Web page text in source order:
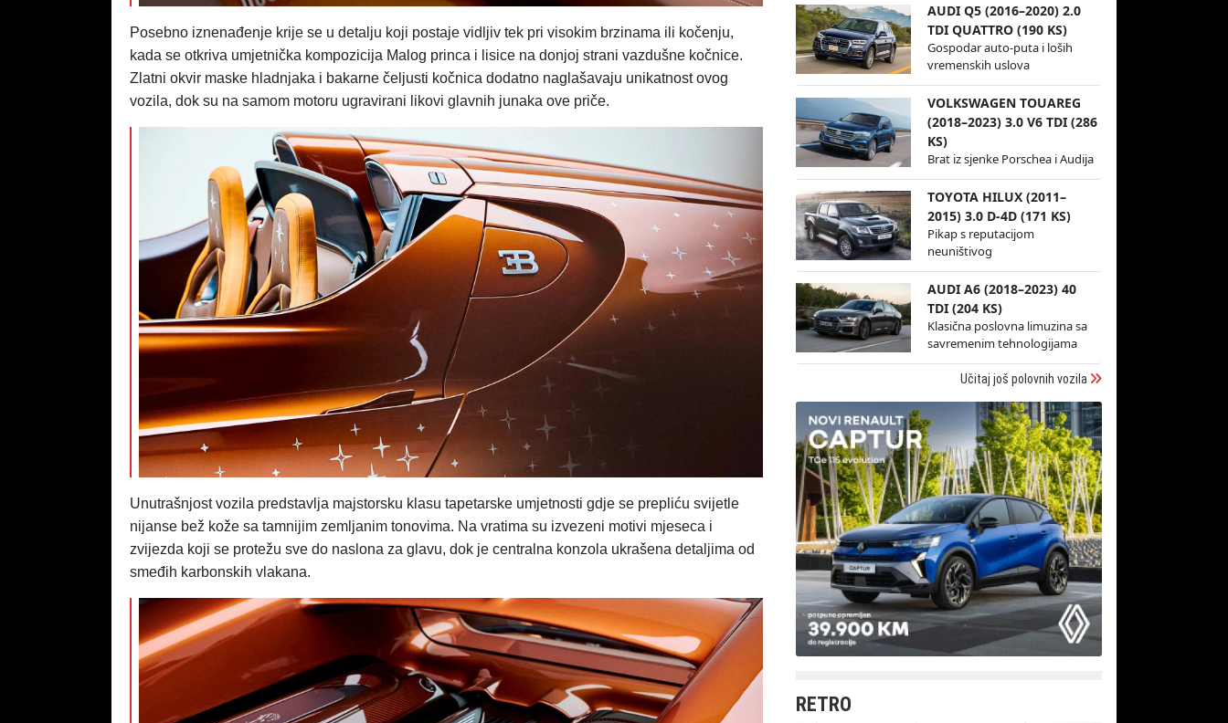
Posebno iznenađenje krije se u detalju koji postaje vidljiv tek pri visokim brzinama ili kočenju,
kada se otkriva umjetnička kompozicija Malog princa i lisice na donjoj strani vazdušne kočnice.
Zlatni okvir maske hladnjaka i bakarne čeljusti kočnica dodatno naglašavaju unikatnost ovog
vozila, dok su na samom motoru ugravirani likovi glavnih junaka ove priče.
Unutrašnjost vozila predstavlja majstorsku klasu tapetarske umjetnosti gdje se prepliću svijetle
nijanse bež kože sa tamnijim zemljanim tonovima. Na vratima su izvezeni motivi mjeseca i
zvijezda koji se protežu sve do naslona za glavu, dok je centralna konzola ukrašena detaljima od
smeđih karbonskih vlakana.
AUDI Q5 (2016–2020) 2.0
TDI QUATTRO (190 KS)
Gospodar auto-puta i loših
vremenskih uslova
VOLKSWAGEN TOUAREG
(2018–2023) 3.0 V6 TDI (286
KS)
Brat iz sjenke Porschea i Audija
TOYOTA HILUX (2011–
2015) 3.0 D-4D (171 KS)
Pikap s reputacijom
neuništivog
AUDI A6 (2018–2023) 40
TDI (204 KS)
Klasična poslovna limuzina sa
savremenim tehnologijama
Učitaj još polovnih vozila
RETRO